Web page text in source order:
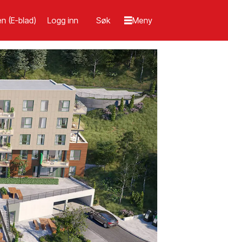
(E-blad) Logg inn